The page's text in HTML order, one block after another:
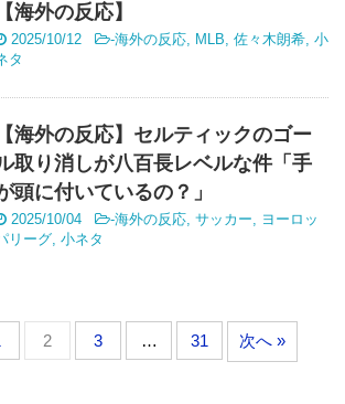
【海外の反応】
2025/10/12 -海外の反応, MLB, 佐々木朗希, 小
タ
【海外の反応】セルティックのゴー
取り消しが八百長レベルな件「手
頭に付いているの？」
2025/10/04 -海外の反応, サッカー, ヨーロッ
リーグ, 小ネタ
2 3 … 31 次へ »